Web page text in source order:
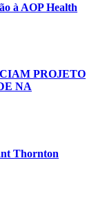
à AOP Health
PROJETO
NA
Thornton